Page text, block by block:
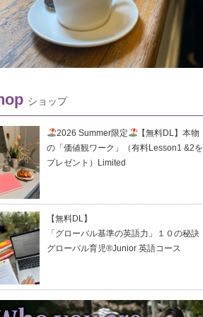
ショップ
2026 Summer限定
【無料DL】本物
の「価値観ワーク」（有料Lesson1 &2を
プレゼント）Limited
【無料DL】
「グローバル基準の英語力」１０の秘訣
グローバル育児®Junior 英語コース